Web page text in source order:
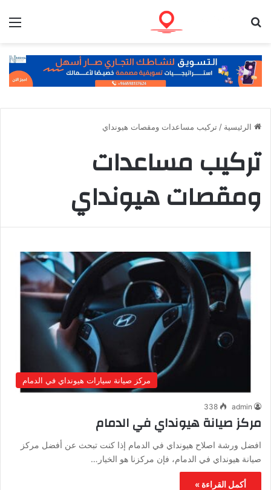
الرئيسية / تركيب مساعدات ومقصات هيونداي
تركيب مساعدات
ومقصات هيونداي
مركز صيانة سيارات هيونداي في الدمام
admin
338
مركز صيانة هيونداي في الدمام
افضل ورشة اصلاح هيونداي في الدمام إذا كنت تبحث عن أفضل مركز
صيانة هيونداي في الدمام، فإن مركزنا هو الخيار…
أكمل القراءة »